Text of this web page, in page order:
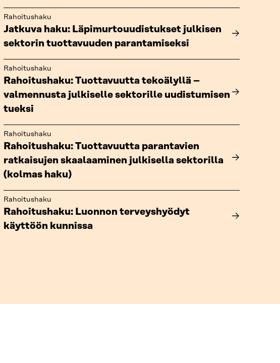
Rahoitushaku
Jatkuva haku: Läpimurtouudistukset julkisen
sektorin tuottavuuden parantamiseksi
Rahoitushaku
Rahoitushaku: Tuottavuutta tekoälyllä –
valmennusta julkiselle sektorille uudistumisen
tueksi
Rahoitushaku
Rahoitushaku: Tuottavuutta parantavien
ratkaisujen skaalaaminen julkisella sektorilla
(kolmas haku)
Rahoitushaku
Rahoitushaku: Luonnon terveyshyödyt
käyttöön kunnissa